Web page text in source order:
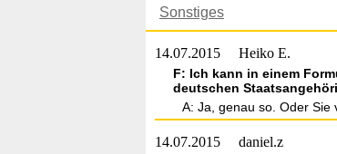
Sonstiges
14.07.2015 Heiko E.
F: Ich kann in einem
deutschen
A: Ja, genau so. Oder Sie
14.07.2015 daniel.z